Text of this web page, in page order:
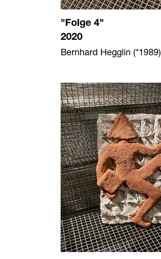
"Folge 4"
2020
Bernhard Hegglin (*1989)